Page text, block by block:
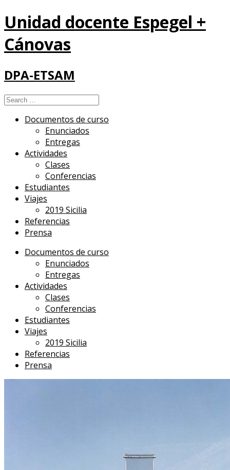
Unidad docente Espegel +
Cánovas
DPA-ETSAM
Search
Documentos de curso
Enunciados
Entregas
Actividades
Clases
Conferencias
Estudiantes
Viajes
2019 Sicilia
Referencias
Prensa
Documentos de curso
Enunciados
Entregas
Actividades
Clases
Conferencias
Estudiantes
Viajes
2019 Sicilia
Referencias
Prensa